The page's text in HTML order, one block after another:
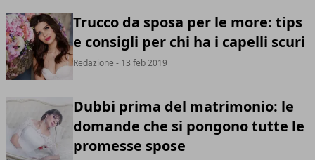
Trucco da sposa per le more: tips
e consigli per chi ha i capelli scuri
Redazione - 13 feb 2019
Dubbi prima del matrimonio: le
domande che si pongono tutte le
promesse spose